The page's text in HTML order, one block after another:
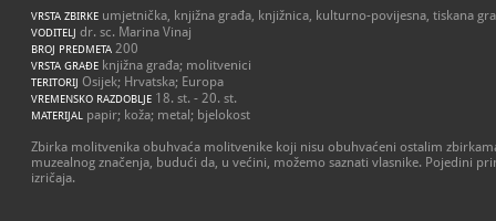
VRSTA ZBIRKE umjetnička, knjižna građa, knjižnica, kulturno-povijesna, tiskana
VODITELJ dr. sc. Marina Vinaj
BROJ PREDMETA 200
VRSTA GRAĐE knjižna građa; molitvenici
TERITORIJ Osijek; Hrvatska; Europa
VREMENSKO RAZDOBLJE 18. st. - 20. st.
MATERIJAL papir; koža; metal; bjelokost
Zbirka molitvenika obuhvaća molitvenike koji nisu obuhvaćeni ostalim
muzealnog značenja, budući da, u većini, možemo saznati vlasnike. Pojedini
izričaja.